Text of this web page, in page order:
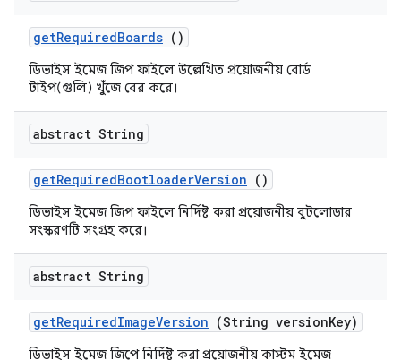
getRequiredBoards ()
ডিভাইস ইমেজ জিপ ফাইলে উল্লেখিত প্রয়োজনীয় বোর্ড
টাইপ(গুলি) খুঁজে বের করে।
abstract String
getRequiredBootloaderVersion ()
ডিভাইস ইমেজ জিপ ফাইলে নির্দিষ্ট করা প্রয়োজনীয় বুটলোডার
সংস্করণটি সংগ্রহ করে।
abstract String
getRequiredImageVersion (String versionKey)
ডিভাইস ইমেজ জিপে নির্দিষ্ট করা প্রয়োজনীয় কাস্টম ইমেজ